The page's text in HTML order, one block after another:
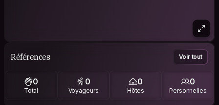
Références Voir tout
0
Total
0
Voyageurs
0
Hôtes
0
Personnelles